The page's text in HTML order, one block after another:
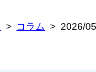
コラム 2026/